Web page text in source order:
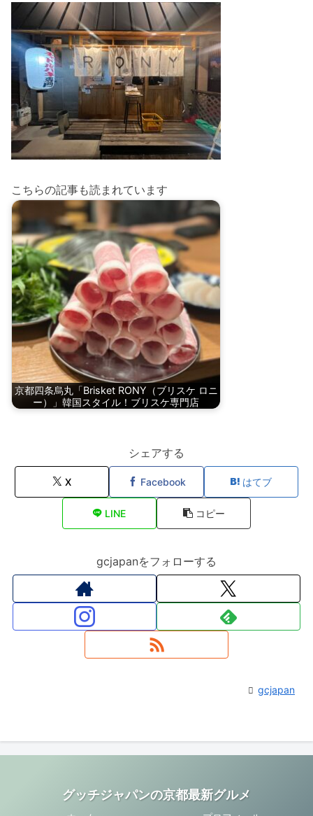
こちらの記事も読まれています
京都四条烏丸「Brisket RONY（ブリスケ ロニ
ー）」韓国スタイル！ブリスケ専門店
シェアする
X Facebook はてブ
LINE コピー
gcjapanをフォローする
gcjapan
グッチジャパンの京都最新グルメ